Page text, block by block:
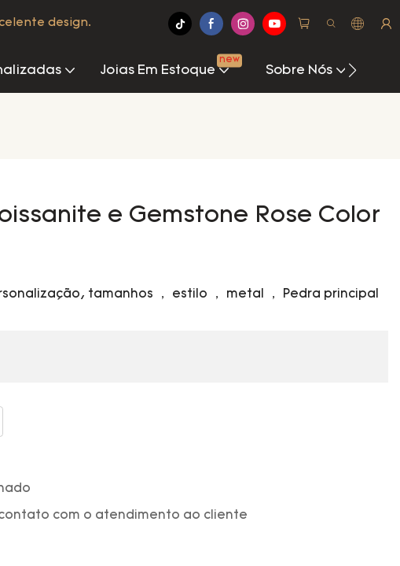
design.
Joias Em Estoque
new
Sobre Nós
e Gemstone Rose Color
tamanhos ， estilo ， metal ， Pedra principal
com o atendimento ao cliente